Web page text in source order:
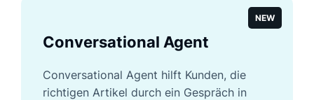
Conversational Agent
Conversational Agent hilft Kunden, die
richtigen Artikel durch ein Gespräch in
NEW